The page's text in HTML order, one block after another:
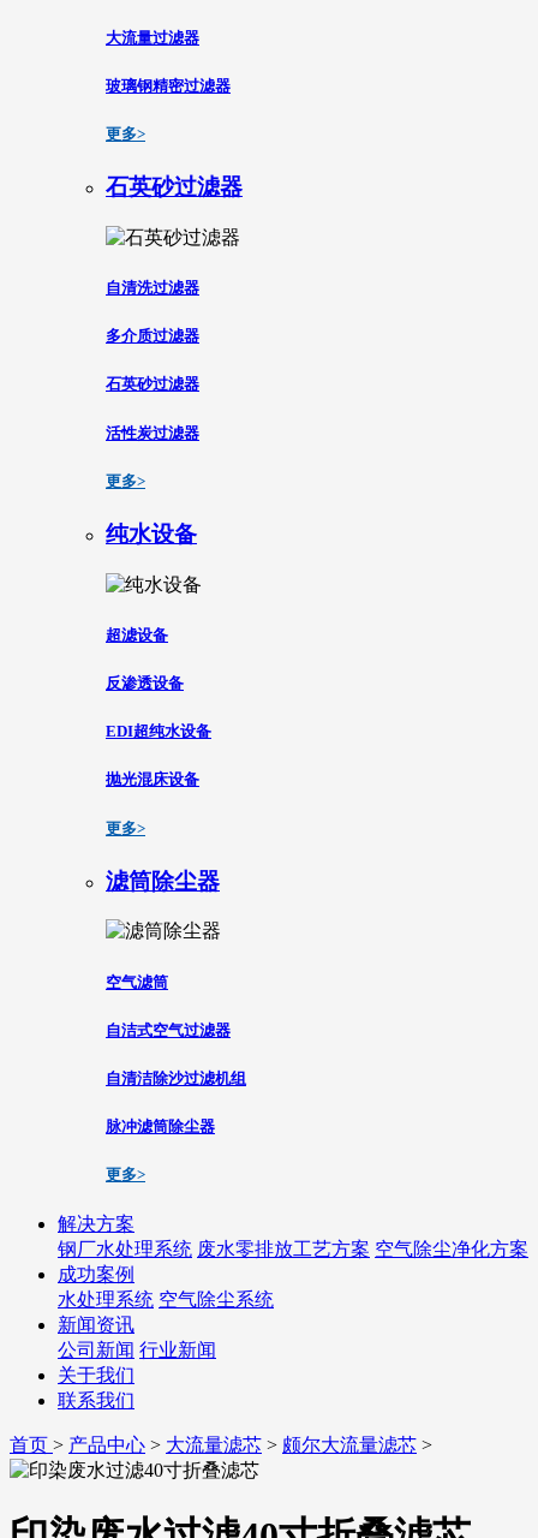
大流量过滤器
玻璃钢精密过滤器
更多>
石英砂过滤器
自清洗过滤器
多介质过滤器
石英砂过滤器
活性炭过滤器
更多>
纯水设备
超滤设备
反渗透设备
EDI超纯水设备
抛光混床设备
更多>
滤筒除尘器
空气滤筒
自洁式空气过滤器
自清洁除沙过滤机组
脉冲滤筒除尘器
更多>
解决方案
钢厂水处理系统 废水零排放工艺方案 空气除尘净化方案
成功案例
水处理系统 空气除尘系统
新闻资讯
公司新闻 行业新闻
关于我们
联系我们
首页 > 产品中心 > 大流量滤芯 > 颇尔大流量滤芯 >